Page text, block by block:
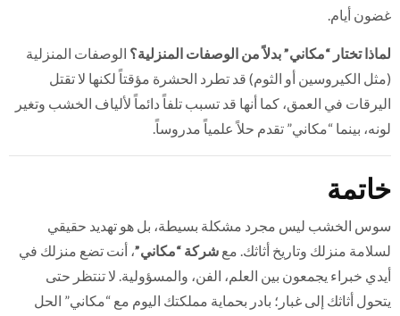
غضون أيام.
لماذا تختار “مكاني” بدلاً من الوصفات المنزلية؟ الوصفات المنزلية
(مثل الكيروسين أو الثوم) قد تطرد الحشرة مؤقتاً لكنها لا تقتل
اليرقات في العمق، كما أنها قد تسبب تلفاً دائماً لألياف الخشب وتغير
لونه، بينما “مكاني” تقدم حلاً علمياً مدروساً.
خاتمة
سوس الخشب ليس مجرد مشكلة بسيطة، بل هو تهديد حقيقي
لسلامة منزلك وتاريخ أثاثك. مع شركة “مكاني”، أنت تضع منزلك في
أيدي خبراء يجمعون بين العلم، الفن، والمسؤولية. لا تنتظر حتى
يتحول أثاثك إلى غبار؛ بادر بحماية مملكتك اليوم مع “مكاني” الحل